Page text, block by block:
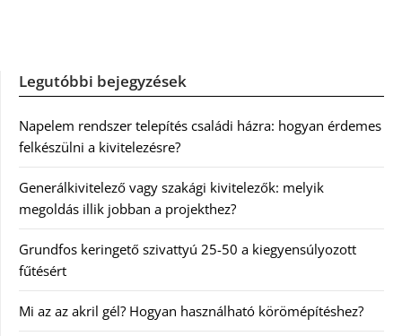
Legutóbbi bejegyzések
Napelem rendszer telepítés családi házra: hogyan érdemes
felkészülni a kivitelezésre?
Generálkivitelező vagy szakági kivitelezők: melyik
megoldás illik jobban a projekthez?
Grundfos keringető szivattyú 25-50 a kiegyensúlyozott
fűtésért
Mi az az akril gél? Hogyan használható körömépítéshez?